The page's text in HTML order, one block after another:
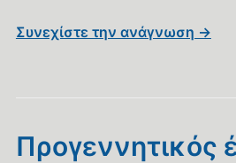
Συνεχίστε την ανάγνωση →
Προγεννητικός